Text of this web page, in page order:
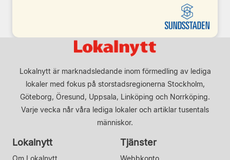
Lokalnytt är marknadsledande inom förmedling av lediga
lokaler med fokus på storstadsregionerna Stockholm,
Göteborg, Öresund, Uppsala, Linköping och Norrköping.
Varje vecka når våra lediga lokaler och artiklar tusentals
människor.
Lokalnytt Tjänster